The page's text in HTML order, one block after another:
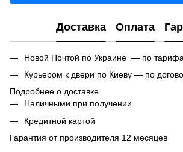
Доставка Оплата
Новой Почтой по Украине — по
Курьером к двери по Киеву — по
Подробнее о доставке
Наличными при получении
Кредитной картой
Гарантия от производителя 12 месяцев